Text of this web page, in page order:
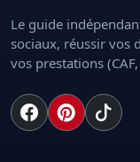
Le guide
sociaux, réussir vos
vos prestations